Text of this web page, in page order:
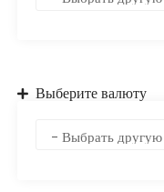
Выберите валюту